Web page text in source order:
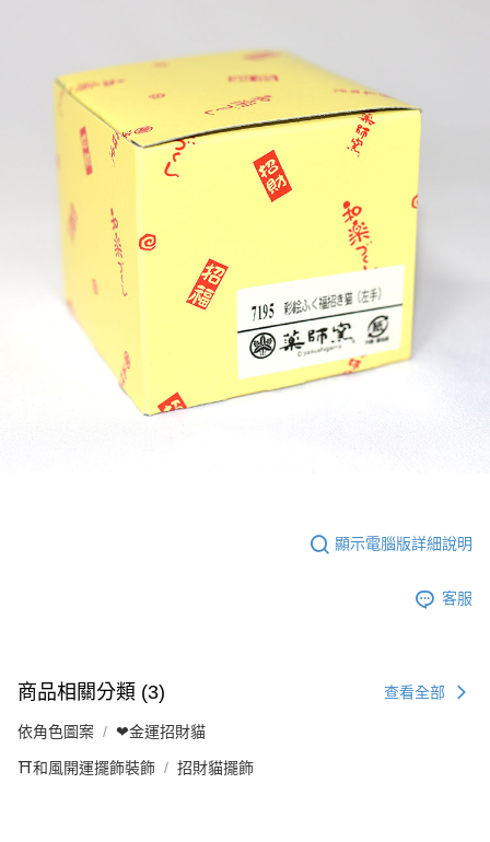
顯示電腦版詳細說明
客服
商品相關分類 (3) 查看全部
依角色圖案 ❤金運招財貓
⛩️和風開運擺飾裝飾 招財貓擺飾